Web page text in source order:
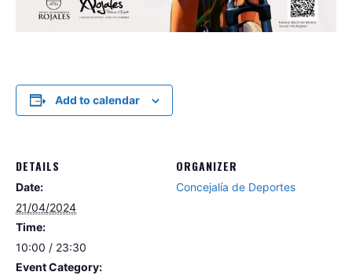
Add to calendar
DETAILS
Date:
21/04/2024
Time:
10:00 / 23:30
Event Category:
ORGANIZER
Concejalía de Deportes